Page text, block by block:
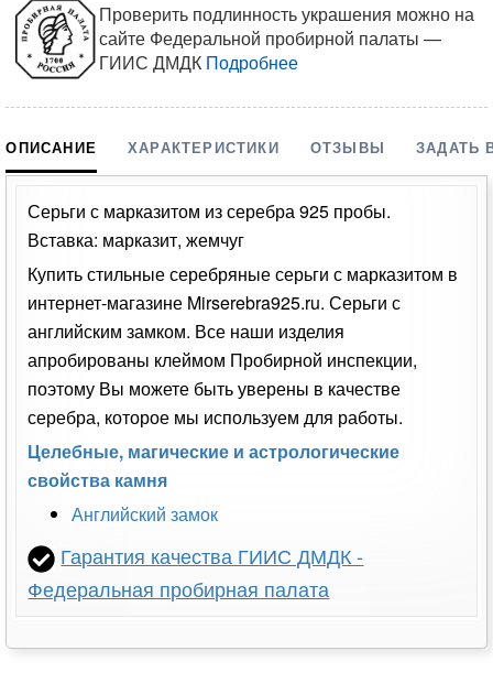
Проверить подлинность украшения можно на
сайте Федеральной пробирной палаты —
ГИИС ДМДК Подробнее
ОПИСАНИЕ ХАРАКТЕРИСТИКИ ОТЗЫВЫ ЗАДАТЬ
Серьги с марказитом из серебра 925 пробы.
Вставка: марказит, жемчуг
Купить стильные серебряные серьги с марказитом в
интернет-магазине Mirserebra925.ru. Серьги с
английским замком. Все наши изделия
апробированы клеймом Пробирной инспекции,
поэтому Вы можете быть уверены в качестве
серебра, которое мы используем для работы.
Целебные, магические и астрологические
свойства камня
Английский замок
Гарантия качества ГИИС ДМДК -
Федеральная пробирная палата